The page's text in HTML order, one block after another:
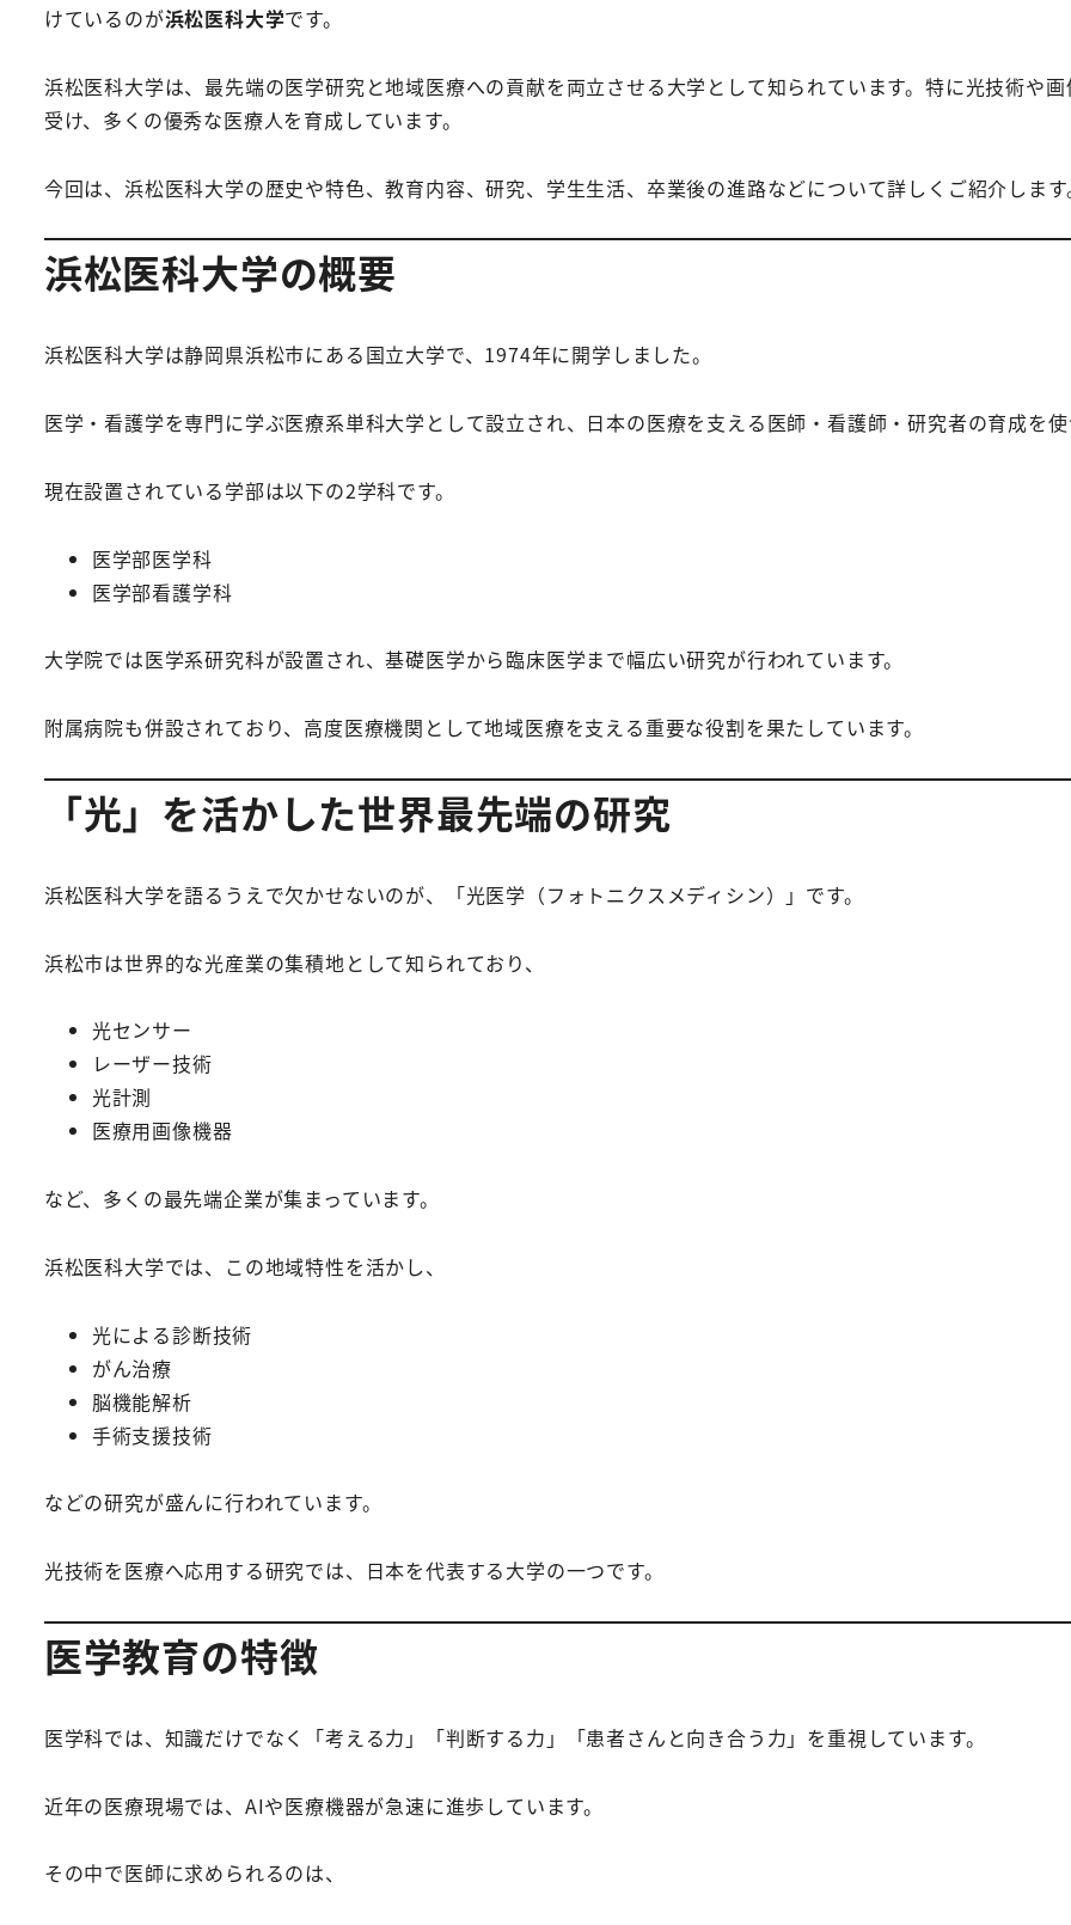
けているのが浜松医科大学です。
浜松医科大学は、最先端の医学研究と地域医療への貢献を両立させる大学として知られています。特に光技術や
受け、多くの優秀な医療人を育成しています。
今回は、浜松医科大学の歴史や特色、教育内容、研究、学生生活、卒業後の進路などについて詳しくご紹介します
浜松医科大学の概要
浜松医科大学は静岡県浜松市にある国立大学で、1974年に開学しました。
医学・看護学を専門に学ぶ医療系単科大学として設立され、日本の医療を支える医師・看護師・研究者の育成を使
現在設置されている学部は以下の2学科です。
医学部医学科
医学部看護学科
大学院では医学系研究科が設置され、基礎医学から臨床医学まで幅広い研究が行われています。
附属病院も併設されており、高度医療機関として地域医療を支える重要な役割を果たしています。
「光」を活かした世界最先端の研究
浜松医科大学を語るうえで欠かせないのが、「光医学（フォトニクスメディシン）」です。
浜松市は世界的な光産業の集積地として知られており、
光センサー
レーザー技術
光計測
医療用画像機器
など、多くの最先端企業が集まっています。
浜松医科大学では、この地域特性を活かし、
光による診断技術
がん治療
脳機能解析
手術支援技術
などの研究が盛んに行われています。
光技術を医療へ応用する研究では、日本を代表する大学の一つです。
医学教育の特徴
医学科では、知識だけでなく「考える力」「判断する力」「患者さんと向き合う力」を重視しています。
近年の医療現場では、AIや医療機器が急速に進歩しています。
その中で医師に求められるのは、